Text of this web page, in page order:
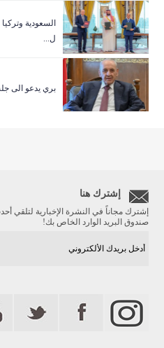
السعودية
ل...
بري يدعو الى جلسة
إشترك هنا
إشترك مجاناً في النشرة الإخبارية لتلقي
صندوق البريد الوارد الخاص بك!